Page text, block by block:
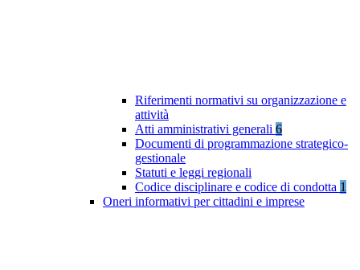
Riferimenti normativi su organizzazione e
attività
Atti amministrativi generali 6
Documenti di programmazione strategico-
gestionale
Statuti e leggi regionali
Codice disciplinare e codice di condotta 1
Oneri informativi per cittadini e imprese